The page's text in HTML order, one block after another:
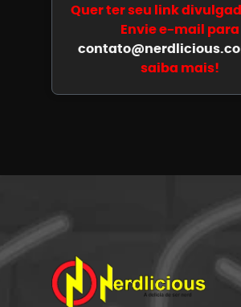
Quer ter seu link
Envie e-mail para
saiba mais!